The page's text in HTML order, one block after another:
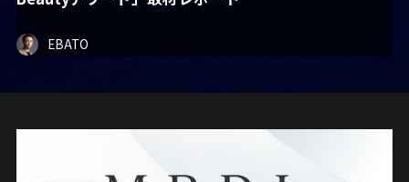
EBATO